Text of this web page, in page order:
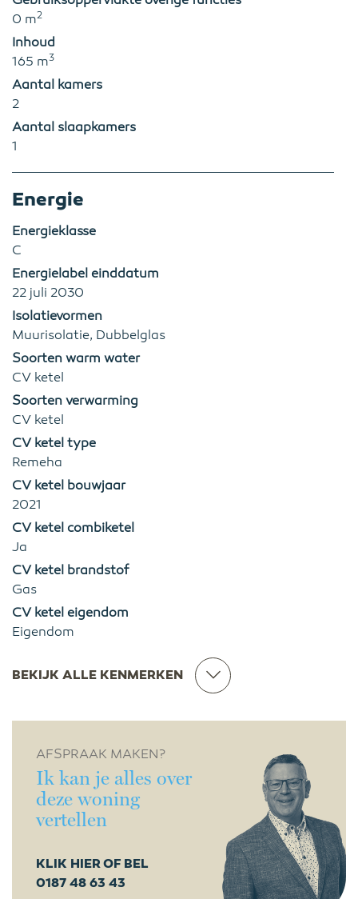
0 m2
Inhoud
165 m3
Aantal kamers
2
Aantal slaapkamers
1
Energie
Energieklasse
C
Energielabel einddatum
22 juli 2030
Isolatievormen
Muurisolatie, Dubbelglas
Soorten warm water
CV ketel
Soorten verwarming
CV ketel
CV ketel type
Remeha
CV ketel bouwjaar
2021
CV ketel combiketel
Ja
CV ketel brandstof
Gas
CV ketel eigendom
Eigendom
BEKIJK ALLE KENMERKEN
AFSPRAAK MAKEN?
Ik kan je alles over
deze woning
vertellen
KLIK HIER OF BEL
0187 48 63 43